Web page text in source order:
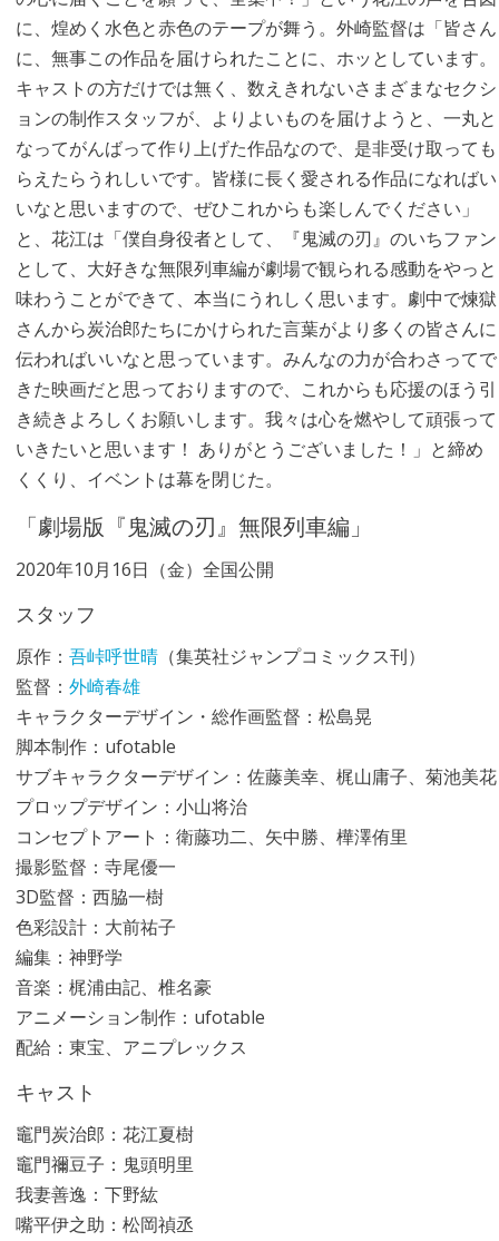
に、煌めく水色と赤色のテープが舞う。外崎監督は「皆さん
に、無事この作品を届けられたことに、ホッとしています。
キャストの方だけでは無く、数えきれないさまざまなセクシ
ョンの制作スタッフが、よりよいものを届けようと、一丸と
なってがんばって作り上げた作品なので、是非受け取っても
らえたらうれしいです。皆様に長く愛される作品になればい
いなと思いますので、ぜひこれからも楽しんでください」
と、花江は「僕自身役者として、『鬼滅の刃』のいちファン
として、大好きな無限列車編が劇場で観られる感動をやっと
味わうことができて、本当にうれしく思います。劇中で煉獄
さんから炭治郎たちにかけられた言葉がより多くの皆さんに
伝わればいいなと思っています。みんなの力が合わさってで
きた映画だと思っておりますので、これからも応援のほう引
き続きよろしくお願いします。我々は心を燃やして頑張って
いきたいと思います！ ありがとうございました！」と締め
くくり、イベントは幕を閉じた。
「劇場版『鬼滅の刃』無限列車編」
2020年10月16日（金）全国公開
スタッフ
原作： 吾峠呼世晴（集英社ジャンプコミックス刊）
監督： 外崎春雄
キャラクターデザイン・総作画監督：松島晃
脚本制作：ufotable
サブキャラクターデザイン：佐藤美幸、梶山庸子、菊池美花
プロップデザイン：小山将治
コンセプトアート：衛藤功二、矢中勝、樺澤侑里
撮影監督：寺尾優一
3D監督：西脇一樹
色彩設計：大前祐子
編集：神野学
音楽：梶浦由記、椎名豪
アニメーション制作：ufotable
配給：東宝、アニプレックス
キャスト
竈門炭治郎：花江夏樹
竈門禰豆子：鬼頭明里
我妻善逸：下野紘
嘴平伊之助：松岡禎丞